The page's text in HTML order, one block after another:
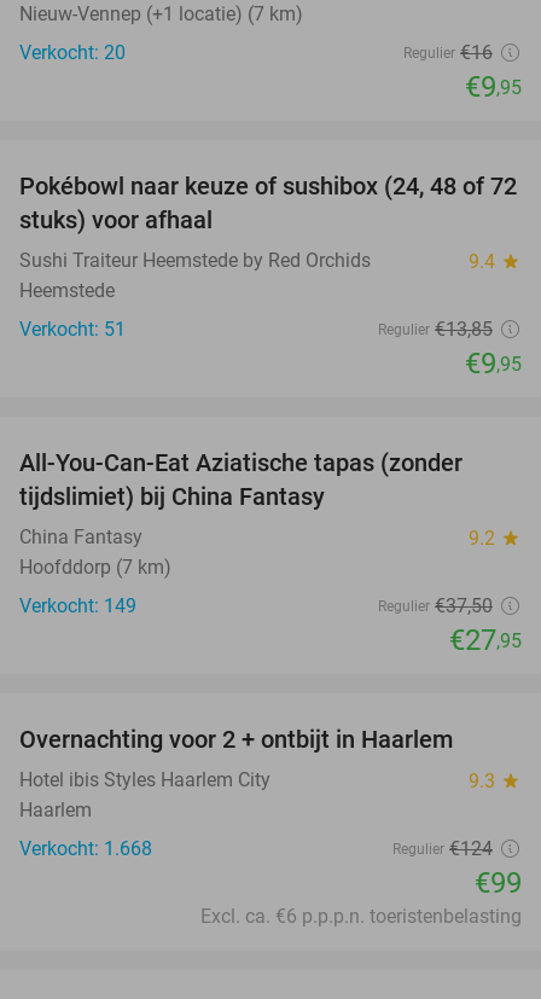
Nieuw-Vennep (+1 locatie) (7 km)
Verkocht: 20
Regulier €16
€9,95
28%
Pokébowl naar keuze of sushibox (24, 48 of 72
stuks) voor afhaal
Sushi Traiteur Heemstede by Red Orchids 9.4 star
Heemstede
Verkocht: 51
Regulier €13,85
€9,95
All-You-Can-Eat Aziatische tapas (zonder
tijdslimiet) bij China Fantasy
China Fantasy 9.2 star
Hoofddorp (7 km)
Verkocht: 149
Regulier €37,50
€27,95
Overnachting voor 2 + ontbijt in Haarlem
Hotel ibis Styles Haarlem City 9.3 star
Haarlem
Verkocht: 1.668
Regulier €124
€99
Excl. ca. €6 p.p.p.n. toeristenbelasting